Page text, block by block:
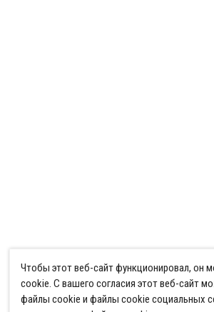
Чтобы этот веб-сайт функционировал, он
cookie. С вашего согласия этот веб-сайт
файлы cookie и файлы cookie социальных